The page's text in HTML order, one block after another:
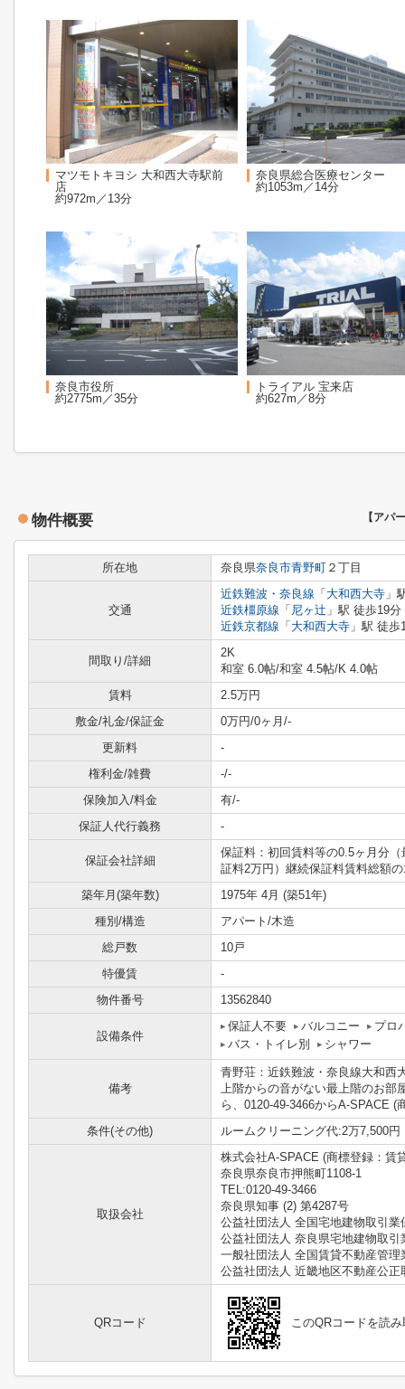
マツモトキヨシ 大和西大寺駅前
店
約972m／13分
奈良県総合医療センター
約1053m／14分
奈良市役所
約2775m／35分
トライアル 宝来店
約627m／8分
物件概要 【アパ
所在地 奈良県奈良市青野町 ２丁目
交通
近鉄難波・奈良線 「 大和西大寺 」
近鉄橿原線 「 尼ヶ辻 」駅 徒歩19分
近鉄京都線 「 大和西大寺 」駅 徒歩
間取り/詳細
2K
和室 6.0帖/和室 4.5帖/K 4.0帖
賃料
2.5万円
敷金/礼金/保証金
0万円/0ヶ月/-
更新料
-
権利金/雑費
-/-
保険加入/料金
有/-
保証人代行義務
-
保証会社詳細
保証料：初回賃料等の0.5ヶ月分（
証料2万円）継続保証料賃料総額
築年月(築年数)
1975年 4月 (築51年)
種別/構造
アパート/木造
総戸数
10戸
特優賃
-
物件番号
13562840
設備条件
保証人不要 バルコニー
プロ
バス・トイレ別
シャワー
備考
青野荘：近鉄難波・奈良線大和西
上階からの音がない最上階のお部
ら、0120-49-3466からA-SPACE
条件(その他)
ルームクリーニング代:2万7,500
取扱会社
株式会社A-SPACE (商標登録：賃
奈良県奈良市押熊町1108-1
TEL:0120-49-3466
奈良県知事 (2) 第4287号
公益社団法人 全国宅地建物取引業
公益社団法人 奈良県宅地建物取引
一般社団法人 全国賃貸不動産管理
公益社団法人 近畿地区不動産公正
QRコード このQRコードを読